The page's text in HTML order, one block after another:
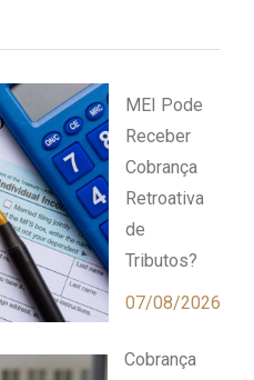
MEI Pode
Receber
Cobrança
Retroativa
de
Tributos?
07/08/2026
Cobrança